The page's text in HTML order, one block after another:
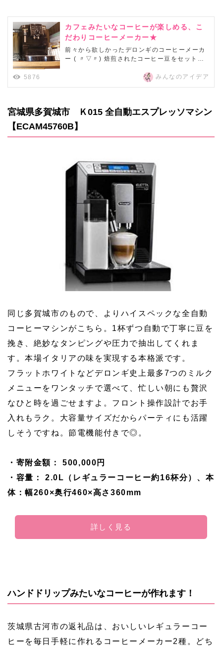
カフェみたいなコーヒーが楽しめる、こ
だわりコーヒーメーカー★
前々から欲しかったデロンギのコーヒーメーカ
ー ( 〃▽〃) 焙煎されたコーヒー豆をセットし
ちろん濃い目のエスプレッソで、カフェラテも
楽しめます☆ミルク用のスチーマーも付いてる
5876 みんなのアイデア
宮城県多賀城市 Ｋ015 全自動エスプレッソマシン
【ECAM45760B】
同じ多賀城市のもので、よりハイスペックな全自動
コーヒーマシンがこちら。1杯ずつ自動で丁寧に豆を
挽き、絶妙なタンピングや圧力で抽出してくれま
す。本場イタリアの味を実現する本格派です。
フラットホワイトなどデロンギ史上最多7つのミルク
メニューをワンタッチで選べて、忙しい朝にも贅沢
なひと時を過ごせますよ。フロント操作設計でお手
入れもラク。大容量サイズだからパーティにも活躍
しそうですね。節電機能付きで◎。
・寄附金額： 500,000円
・容量： 2.0L（レギュラーコーヒー約16杯分）、本
体：幅260×奥行460×高さ360mm
詳しく見る
ハンドドリップみたいなコーヒーが作れます！
茨城県古河市の返礼品は、おいしいレギュラーコー
ヒーを毎日手軽に作れるコーヒーメーカー2種。どち